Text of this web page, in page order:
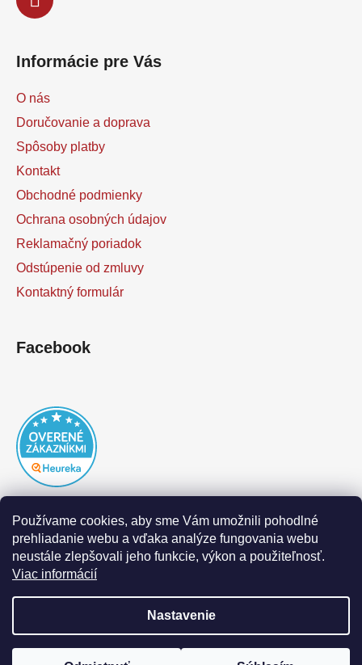
Používame cookies, aby sme Vám umožnili pohodlné
prehliadanie webu a vďaka analýze fungovania webu
neustále zlepšovali jeho funkcie, výkon a použiteľnosť.
Viac informácií
Nastavenie
Informácie pre Vás
O nás
Doručovanie a doprava
Spôsoby platby
Kontakt
Obchodné podmienky
Ochrana osobných údajov
Reklamačný poriadok
Odstúpenie od zmluvy
Kontaktný formulár
Facebook
|Realizoval Appgrade